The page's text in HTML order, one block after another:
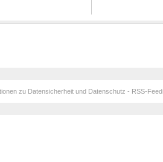
zu Datensicherheit und Datenschutz - RSS-